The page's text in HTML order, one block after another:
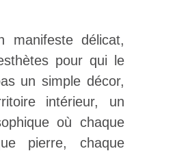
manifeste délicat,
pour qui le
un simple décor,
intérieur, un
où chaque
pierre, chaque